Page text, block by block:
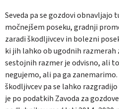
Seveda pa se gozdovi obnavljajo
močnejšem poseku, gradnji
zaradi škodljivcev in bolezni
ki jih lahko ob ugodnih
sestojnih razmer je odvisno, ali
negujemo, ali pa ga
škodljivcev pa se lahko
je po podatkih Zavoda za